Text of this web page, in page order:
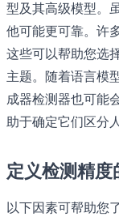
型及其高级模型。
他可能更可靠。许
这些可以帮助您选
主题。随着语言模
成器检测器也可能
助于确定它们区分
定义检测精度
以下因素可帮助您